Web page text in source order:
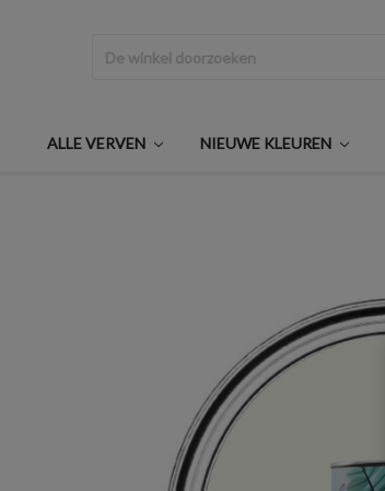
ALLE VERVEN NIEUWE KLEUREN